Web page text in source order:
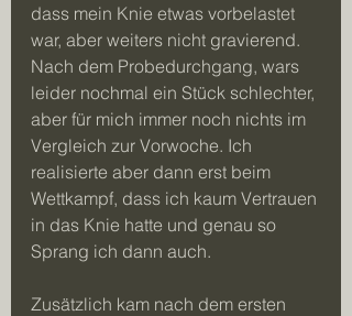
dass mein Knie etwas vorbelastet
war, aber weiters nicht gravierend.
Nach dem Probedurchgang, wars
leider nochmal ein Stück schlechter,
aber für mich immer noch nichts im
Vergleich zur Vorwoche. Ich
realisierte aber dann erst beim
Wettkampf, dass ich kaum Vertrauen
in das Knie hatte und genau so
Sprang ich dann auch.
Zusätzlich kam nach dem ersten